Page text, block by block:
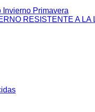
Invierno Primavera
RESISTENTE A LA